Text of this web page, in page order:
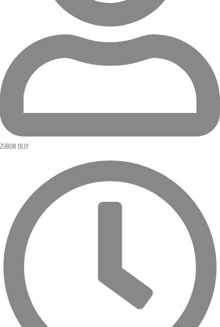
ZUBOR OLLY